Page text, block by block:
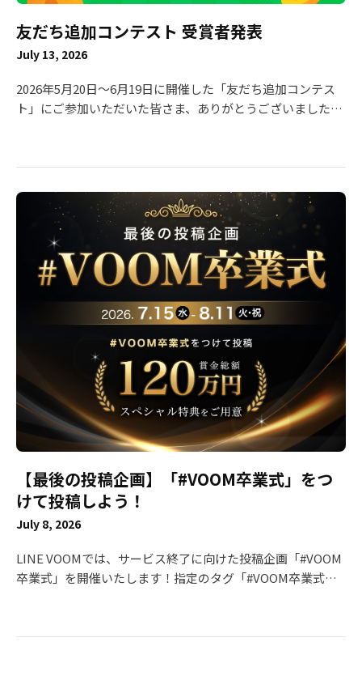
稿を終了いたします。 サービス提供終了日： 2026年9月30日
（水）午前11時ごろ ・ サービス提供終了日まで、現状通り
収益還元を行ってまいります。 ■ 収益金のお支払いについ
り予定しております。 ・ 最終振込予定日： 2026年11月中
旬〜末日（予定） ・ 最終お振込の条件について：11月の最
皆様へ収益金をお支払いいたします。 【重要】アカウントの
め、最終の収益金のお支払いが完了するまで、「LINE
VOOM」のアカウントは削除されないようお願いいたしま
す。 ※事前にアカウントが削除された場合、収益金のお支払
いが正常に行われない可能性がございます。 ■ サービス終
了に関するご不明点やご質問は、以下のお問い合わせフォー
ムよりご連絡ください。https://contact-
cc.line.me/category1ld/14550 ご利用中の皆様には多大なご
迷惑をおかけいたしますが、何卒ご理解賜りますようお願い
申し上げます。 これまでの「LINE VOOM」へのあたたかい
ご支援とご協力に、深く感謝申し上げます。 今後ともLINE
をよろしくお願いいたします。
友だち追加コンテスト 受賞者発表
July 13, 2026
2026年5月20日〜6月19日に開催した「友だち追加コンテス
ト」にご参加いただいた皆さま、ありがとうございました！
リエイターの皆さまに創意工夫を凝らした投稿をしていただ
した！ 本ページでは、受賞者一覧と、最優秀賞・優秀賞・ベ
ストアイディア賞を受賞された7名の投稿をご紹介いたしま
加をして、トークにキーワードを送るとコントの続きの動画
が見られるという企画を実施されていました💡 他にも視聴者
の動機付けが上手な動画を多数投稿！お見事です👏 ※LINE
公式アカウントの応答メッセージ機能の使い方はコチラをご
確認ください 🥈 優秀賞（賞金10万円 × 5名） ぴよたぬき♡
友だち追加してキーワードを送るとアイコン画像や壁紙をプ
レゼントする企画を実施されていました。"期間限定"の要素
もユーザーアクションの後押しになりそうですね☺️ ぱみ 友
だち追加してキーワードを送るとアイコン画像をプレゼント
する企画を実施。応答メッセージ機能の仕様も丁寧に説明さ
れていて分かりやすいです😊 以下の3組は、友だち追加の方
法を動画内で説明されていました👍 モフモフモー🐶🌈 うに
ちゃん＆えびちゃん アジーン 💡 ベストアイディア賞（賞金
20万円） まつぼっくり🍓 時間限定でLINE返信をする企画を
実施！1対1のメッセージがいつものLINEで出来て、ファン
の方は嬉しかったはず😍 🎉 入賞（賞金1万円 × 20名） ※順
不同 わさびの食べる音 ともカフェもか🙈💓 わんこそば みり
🍳 modeA NoRi ココアオレのオンクレブログ 豆柴はなちゃ
【最後の投稿企画】「#VOOM卒業式」をつ
けて投稿しよう！
July 8, 2026
LINE VOOMでは、サービス終了に向けた投稿企画「#VOOM
卒業式」を開催いたします！指定のタグ「#VOOM卒業式」
OK！これまでVOOMを支えてくださったみなさまと一緒